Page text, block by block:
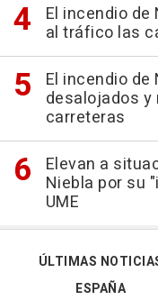
El incendio
al tráfico las
El incendio de
desalojados
carreteras
Elevan a
Niebla por su
UME
ÚLTIMAS
ESPAÑA